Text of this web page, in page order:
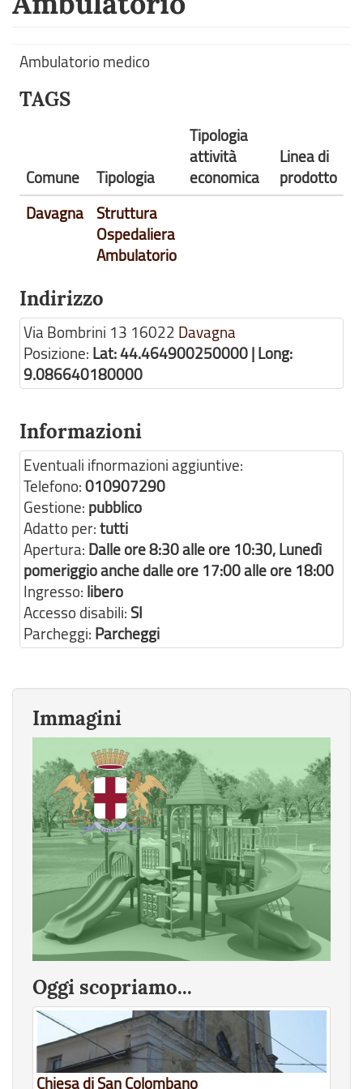
Ambulatorio medico
TAGS
Comune Tipologia
Tipologia
attività
economica
Linea di
prodotto
Davagna
Struttura
Ospedaliera
Ambulatorio
Indirizzo
Via Bombrini 13 16022 Davagna
Posizione: Lat: 44.464900250000 | Long:
9.086640180000
Informazioni
Eventuali ifnormazioni aggiuntive:
Telefono:010907290
Gestione: pubblico
Adatto per:tutti
Apertura: Dalle ore 8:30 alle ore 10:30, Lunedì
pomeriggio anche dalle ore 17:00 alle ore 18:00
Ingresso: libero
Accesso disabili: SI
Parcheggi: Parcheggi
Immagini
Oggi scopriamo...
Chiesa di San Colombano